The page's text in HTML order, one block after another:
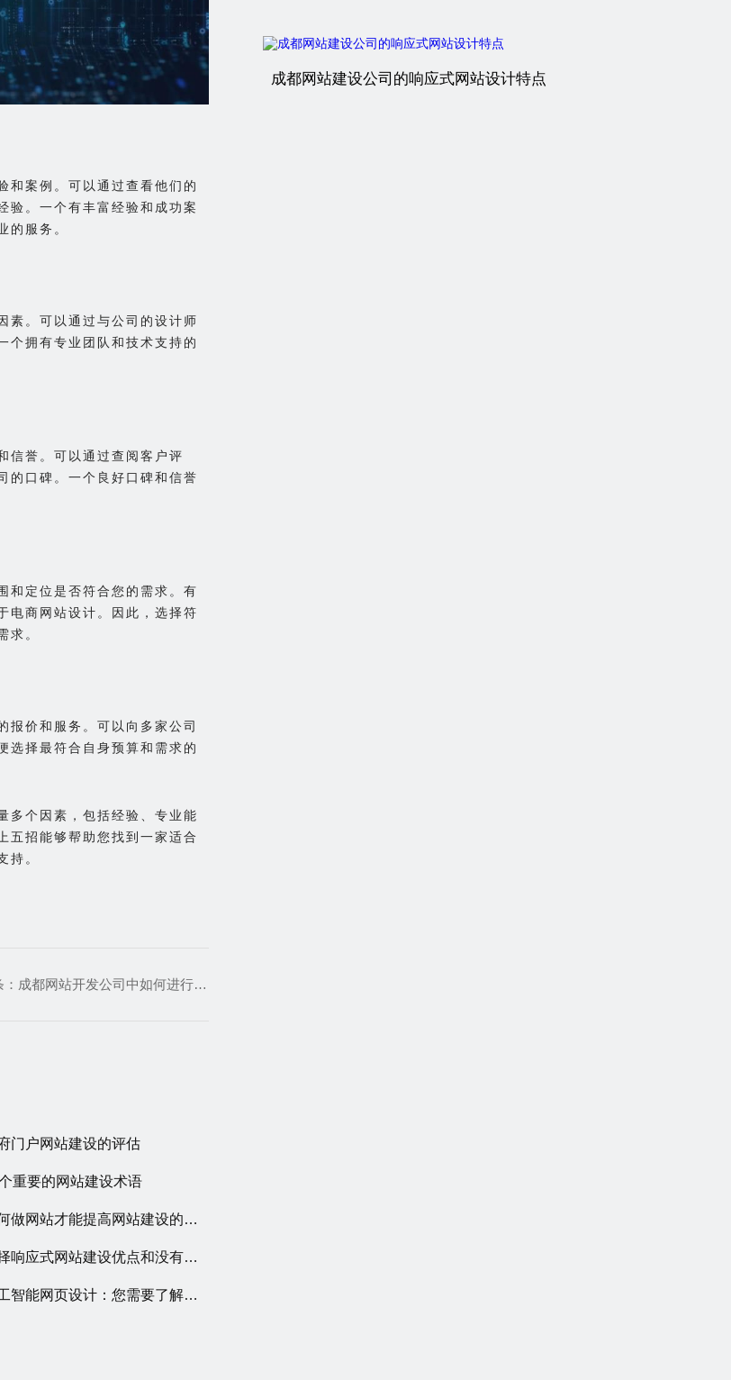
和案例。可以通过查看他们的
验。一个有丰富经验和成功案
的服务。
素。可以通过与公司的设计师
个拥有专业团队和技术支持的
信誉。可以通过查阅客户评
的口碑。一个良好口碑和信誉
和定位是否符合您的需求。有
电商网站设计。因此，选择符
求。
报价和服务。可以向多家公司
选择最符合自身预算和需求的
多个因素，包括经验、专业能
五招能够帮助您找到一家适合
持。
成都网站开发公司中如何进行数据分析和效果评估
门户网站建设的评估
重要的网站建设术语
如何做网站才能提高网站建设的用户体验度
选择响应式网站建设优点和没有任何效果原因
人工智能网页设计：您需要了解的一切
成都网站建设公司的响应式网站设计特点